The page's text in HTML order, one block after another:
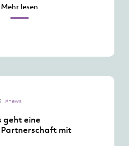
Mehr lesen
#news
geht eine
mit